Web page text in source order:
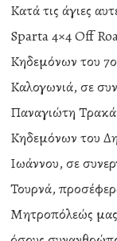
Κατά τις άγιες
Sparta 4×4 Off
Κηδεμόνων του
Καλογωνιά, σε
Παναγιώτη
Κηδεμόνων του
Ιωάννου, σε
Τουρνά,
Μητροπόλεώς